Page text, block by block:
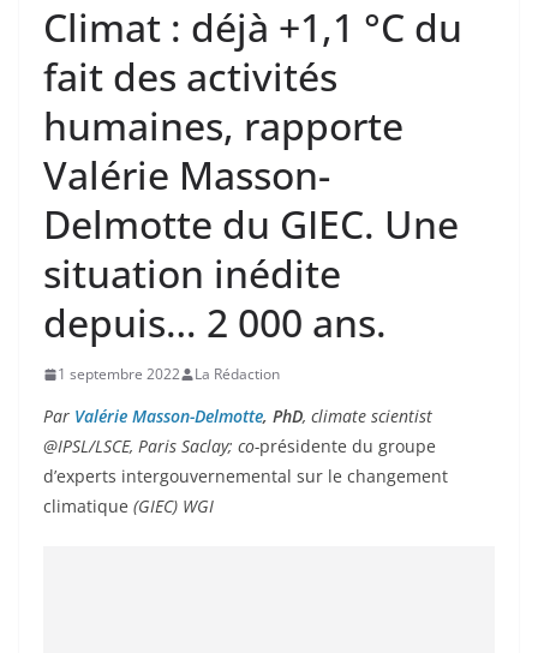
Climat : déjà +1,1 °C du
fait des activités
humaines, rapporte
Valérie Masson-
Delmotte du GIEC. Une
situation inédite
depuis… 2 000 ans.
1 septembre 2022 La Rédaction
Par Valérie Masson-Delmotte, PhD, climate scientist
@IPSL/LSCE, Paris Saclay; co-présidente du groupe
d’experts intergouvernemental sur le changement
climatique (GIEC) WGI